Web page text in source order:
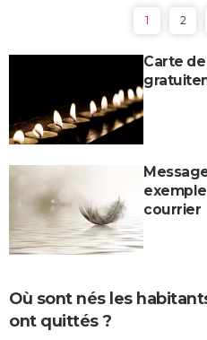
1 2
Carte
courrier
Où sont nés les
ont quittés ?